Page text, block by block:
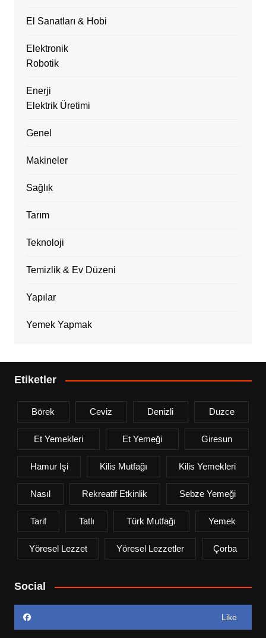
El Sanatları & Hobi
Elektronik
Robotik
Enerji
Elektrik Üretimi
Genel
Makineler
Sağlık
Tarım
Teknoloji
Temizlik & Ev Düzeni
Yapılar
Yemek Yapmak
Etiketler
Börek Ceviz Denizli Duzce
Et Yemekleri Et Yemeği Giresun
Hamur Işi Kilis Mutfağı Kilis Yemekleri
Nasıl Rekreatif Etkinlik Sebze Yemeği
Tarif Tatlı Türk Mutfağı Yemek
Yöresel Lezzet Yöresel Lezzetler Çorba
Social
Like